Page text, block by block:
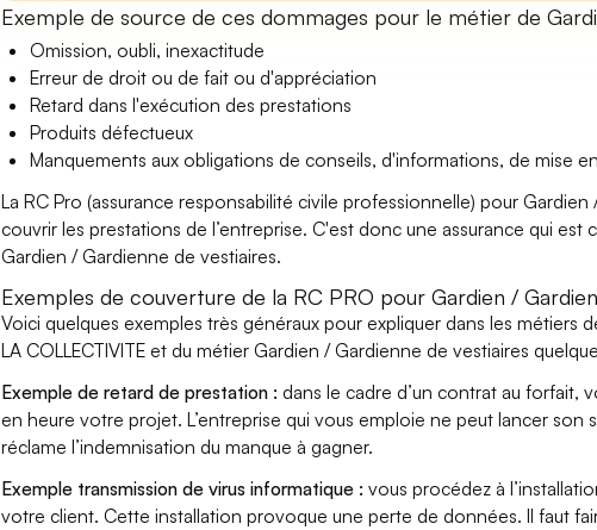
Exemple de source de ces dommages pour le métier de
Omission, oubli, inexactitude
Erreur de droit ou de fait ou d'appréciation
Retard dans l'exécution des prestations
Produits défectueux
Manquements aux obligations de conseils, d'informations, de mise
La RC Pro (assurance responsabilité civile professionnelle) pour
couvrir les prestations de l’entreprise. C'est donc une assurance qui
Gardien / Gardienne de vestiaires.
Exemples de couverture de la RC PRO pour Gardien /
Voici quelques exemples très généraux pour expliquer dans les métiers
LA COLLECTIVITE et du métier Gardien / Gardienne de vestiaires
Exemple de retard de prestation : dans le cadre d’un contrat au forfait,
en heure votre projet. L’entreprise qui vous emploie ne peut lancer son
réclame l’indemnisation du manque à gagner.
Exemple transmission de virus informatique : vous procédez à
votre client. Cette installation provoque une perte de données. Il faut